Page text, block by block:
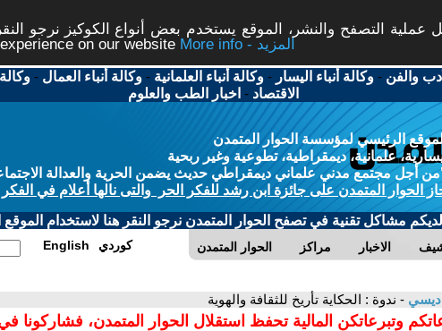
عملية التصفح والنشر، الموقع يستخدم بعض أنواع الكوكيز نرجو
on our website
More info - المزيد
والفن -وكالة أنباء اليسار -وكالة أنباء العلمانية -وكالة أنباء العمال -
الاقتصاد - اخبار الطب والعلوم
الرئيسي لمؤسسة الحوار المتمدن
علمانية، ديمقراطية، تطوعية وغير ربحية
أجل مجتمع مدني علماني ديمقراطي حديث يضمن الحرية والعدالة
الحوار المتمدن على جائزة ابن رشد للفكر الحر والتى نالها أعلام في الفكر
لديكم مشاكل تقنية في تصفح الحوار المتمدن نرجو النقر هنا لاستخدام الموقع
الحوار المتمدن مراكز الاخبار English كوردي
- ندوة : الحكاية تأريخ للثقافة والهوية
وتبرعاتكن المالية تحفظ استقلال الحوار المتمدن، فشاركونا